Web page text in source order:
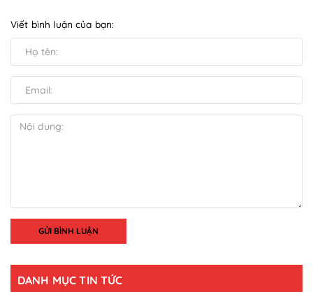
Viết bình luận của bạn:
GỬI BÌNH LUẬN
DANH MỤC TIN TỨC